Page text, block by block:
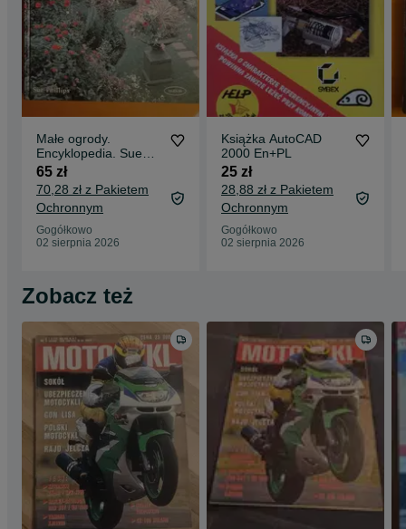
Małe ogrody.
Encyklopedia. Sue
Phillips
65 zł
70,28 zł z Pakietem
Ochronnym
Gogółkowo
02 sierpnia 2026
Książka AutoCAD
2000 En+PL
25 zł
28,88 zł z Pakietem
Ochronnym
Gogółkowo
02 sierpnia 2026
Zobacz też